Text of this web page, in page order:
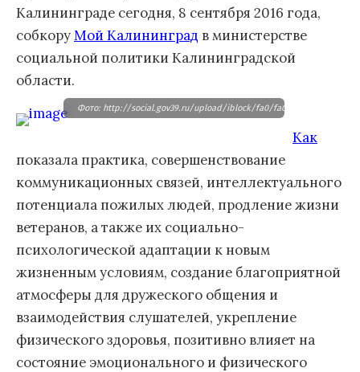
Калининграде сегодня, 8 сентября 2016 года,
собкоруМой Калининград в министерстве
социальной политики Калининградской
области.
Фото: http://social.gov39.ru/upload/iblock/fa0/
Как
показала практика, совершенствование
коммуникационных связей, интеллектуального
потенциала пожилых людей, продление жизни
ветеранов, а также их социально-
психологической адаптации к новым
жизненным условиям, создание благоприятной
атмосферы для дружеского общения и
взаимодействия слушателей, укрепление
физического здоровья, позитивно влияет на
состояние эмоционального и физического